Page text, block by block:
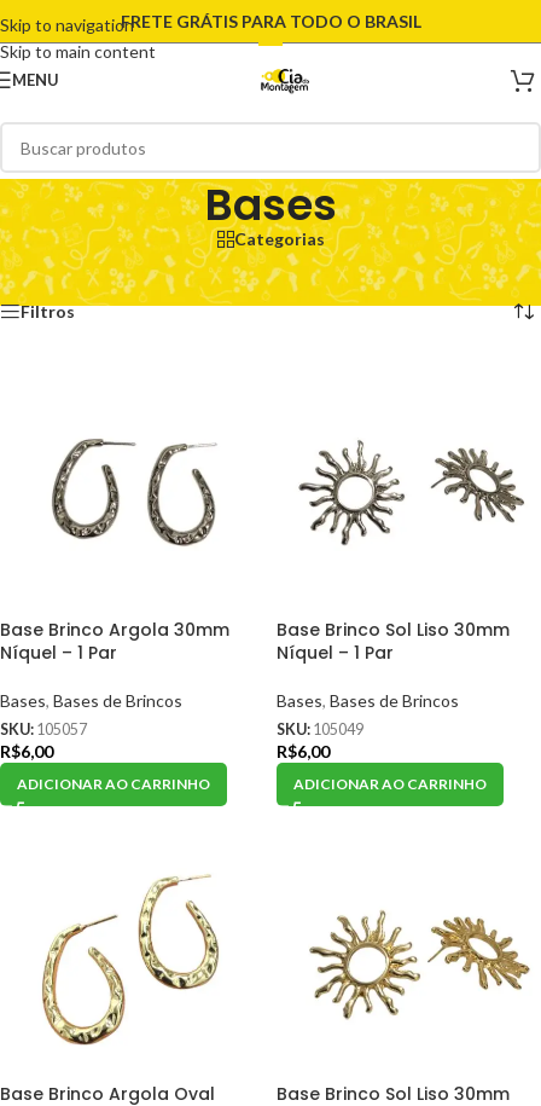
Skip to navigation
Skip to main content
FRETE GRÁTIS PARA TODO O BRASIL
MENU
Bases
Categorias
Início
/Bases Exibindo 1–12 de 416 resultados
Filtros
Base Brinco Argola 30mm
Níquel – 1 Par
Bases, Bases de Brincos
SKU: 105057
R$6,00
ADICIONAR AO CARRINHO
Base Brinco Sol Liso 30mm
Níquel – 1 Par
Bases, Bases de Brincos
SKU: 105049
R$6,00
ADICIONAR AO CARRINHO
Base Brinco Argola Oval
Base Brinco Sol Liso 30mm